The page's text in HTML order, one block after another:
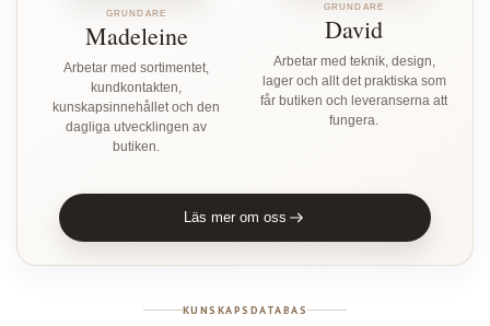
GRUNDARE
Madeleine
Arbetar med sortimentet,
kundkontakten,
kunskapsinnehållet och den
dagliga utvecklingen av
butiken.
GRUNDARE
David
Arbetar med teknik, design,
lager och allt det praktiska som
får butiken och leveranserna att
fungera.
Läs mer om oss
KUNSKAPSDATABAS